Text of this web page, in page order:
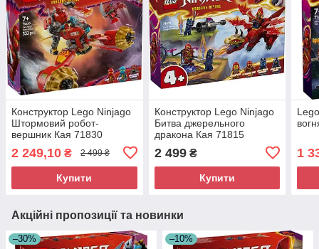
Конструктор Lego Ninjago
Штормовий робот-
вершник Кая 71830
2 249,10 ₴ 2 499 ₴
Купити
Конструктор Lego Ninjago
Битва джерельного
дракона Кая 71815
2 499₴
Купити
1
Акційні пропозиції та новинки
–30% –10%